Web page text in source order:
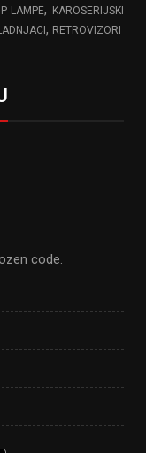
LAMPE,
KAROSERIJSKI
, RETROVIZORI
code.